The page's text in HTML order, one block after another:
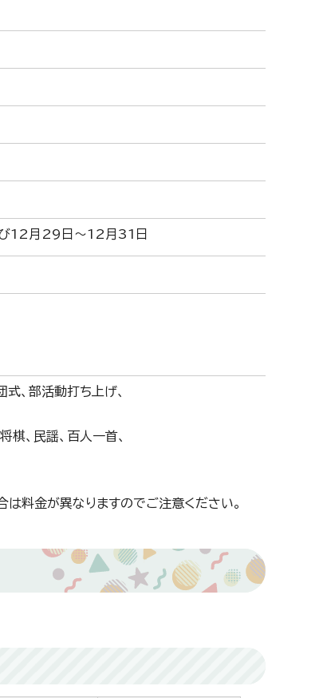
び12月29日～12月31日
式、部活動打ち上げ、
棋、民謡、百人一首、
料金が異なりますのでご注意ください。